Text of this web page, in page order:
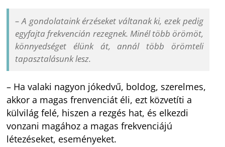
– A gondolataink érzéseket váltanak ki, ezek pedig
egyfajta frekvencián rezegnek. Minél több örömöt,
könnyedséget élünk át, annál több örömteli
tapasztalásunk lesz.
– Ha valaki nagyon jókedvű, boldog, szerelmes,
akkor a magas frenvenciát éli, ezt közvetíti a
külvilág felé, hiszen a rezgés hat, és elkezdi
vonzani magához a magas frekvenciájú
létezéseket, eseményeket.